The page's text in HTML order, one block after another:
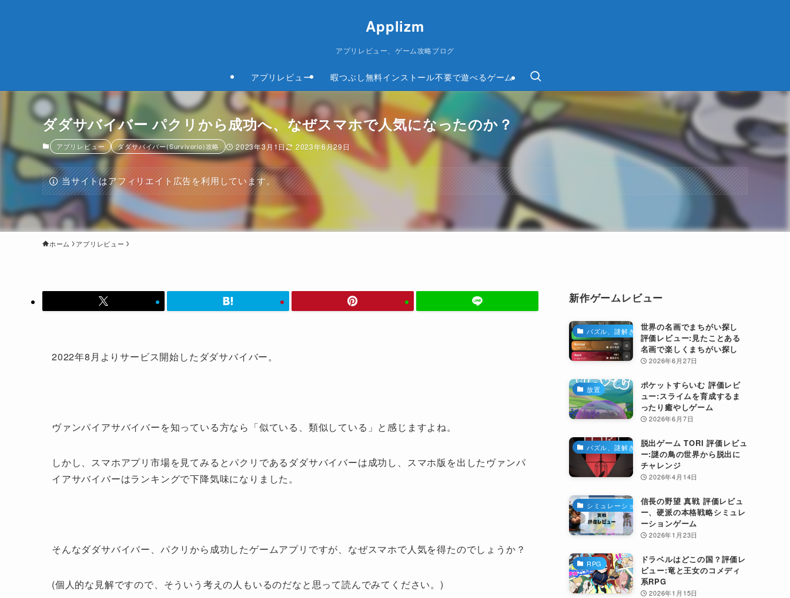
Applizm
アプリレビュー、ゲーム攻略ブログ
アプリレビュー 暇つぶし無料インストール不要で遊べるゲーム
ダダサバイバー パクリから成功へ、なぜスマホで人気になったのか？
アプリレビュー ダダサバイバー(Survivorio)攻略 2023年3月1日 2023年6月29日
当サイトはアフィリエイト広告を利用しています。
ホーム アプリレビュー
2022年8月よりサービス開始したダダサバイバー。
ヴァンパイアサバイバーを知っている方なら「似ている、類似している」と感じますよね。
しかし、スマホアプリ市場を見てみるとパクリであるダダサバイバーは成功し、スマホ版を出したヴァンパ
イアサバイバーはランキングで下降気味になりました。
そんなダダサバイバー、パクリから成功したゲームアプリですが、なぜスマホで人気を得たのでしょうか？
(個人的な見解ですので、そういう考えの人もいるのだなと思って読んでみてください。)
新作ゲームレビュー
パズル、謎解き
世界の名画でまちがい探し
評価レビュー:見たことある
名画で楽しくまちがい探し
2026年6月27日
放置
ポケットすらいむ 評価レビ
ュー:スライムを育成するま
ったり癒やしゲーム
2026年6月7日
パズル、謎解き
脱出ゲーム TORI 評価レビュ
ー:謎の鳥の世界から脱出に
チャレンジ
2026年4月14日
シミュレーション信長の野望 真戦 評価レビュ
ー、硬派の本格戦略シミュレ
ーションゲーム
2026年1月23日
RPG
ドラベルはどこの国？評価レ
ビュー:竜と王女のコメディ
系RPG
2026年1月15日